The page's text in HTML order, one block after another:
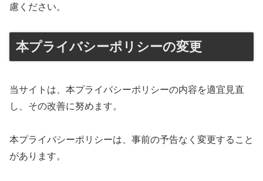
慮ください。
本プライバシーポリシーの変更
当サイトは、本プライバシーポリシーの内容を適宜見直
し、その改善に努めます。
本プライバシーポリシーは、事前の予告なく変更すること
があります。